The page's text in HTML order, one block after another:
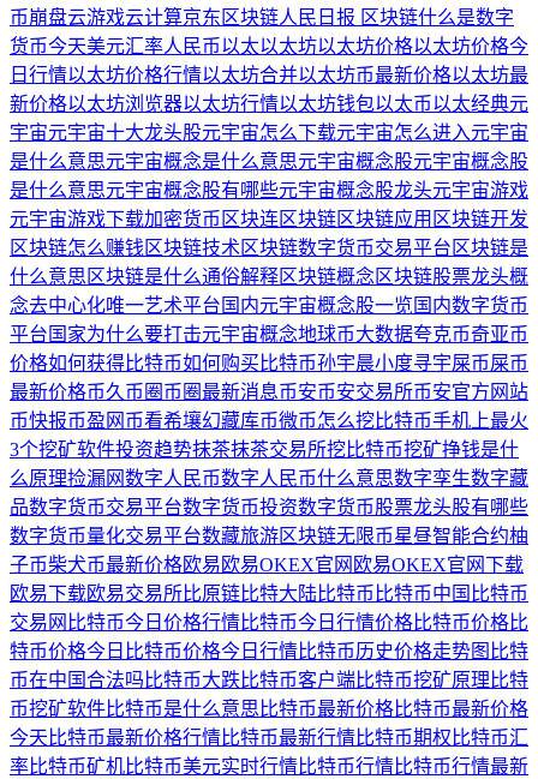
币崩盘云游戏云计算京东区块链人民日报 区块链什么是数字
货币今天美元汇率人民币以太以太坊以太坊价格以太坊价格今
日行情以太坊价格行情以太坊合并以太坊币最新价格以太坊最
新价格以太坊浏览器以太坊行情以太坊钱包以太币以太经典元
宇宙元宇宙十大龙头股元宇宙怎么下载元宇宙怎么进入元宇宙
是什么意思元宇宙概念是什么意思元宇宙概念股元宇宙概念股
是什么意思元宇宙概念股有哪些元宇宙概念股龙头元宇宙游戏
元宇宙游戏下载加密货币 区块连区块链区块链应用 区块链开发
区块链怎么赚钱区块链技术区块链数字货币交易平台 区块链是
什么意思 区块链是什么通俗解释区块链概念区块链股票龙头概
念去中心化唯一艺术平台 国内元宇宙概念股一览 国内数字货币
平台 国家为什么要打击元宇宙概念地球币大数据夸克币奇亚币
价格如何获得比特币如何购买比特币孙宇晨小度寻宇屎币屎币
最新价格币久 币圈 币圈最新消息币安币安交易所币安官方网站
币快报币盈网 币看希壤幻藏库币微币怎么挖比特币手机上最火
3个挖矿软件投资趋势抹茶抹茶交易所挖比特币挖矿挣钱是什
么原理捡漏网数字人民币数字人民币什么意思数字孪生数字藏
品数字货币交易平台数字货币投资数字货币股票龙头股有哪些
数字货币量化交易平台数藏旅游区块链无限币星昼智能合约柚
子币柴犬币最新价格欧易欧易OKEX官网 欧易OKEX官网下载
欧易下载欧易交易所比原链比特大陆比特币 比特币中国 比特币
交易网 比特币今日价格行情比特币今日行情价格比特币价格比
特币价格今日 比特币价格今日行情比特币历史价格走势图 比特
币在中国合法吗 比特币大跌比特币客户端比特币挖矿原理 比特
币挖矿软件比特币是什么意思 比特币最新价格比特币最新价格
今天 比特币最新价格行情比特币最新行情比特币期权 比特币汇
率比特币矿机比特币美元实时行情比特币行情比特币行情最新